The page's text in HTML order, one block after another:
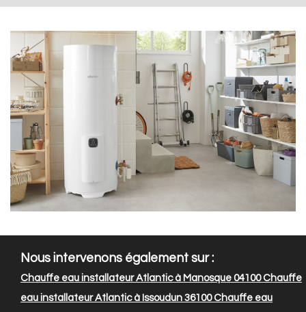
Nous intervenons également sur :
Chauffe eau installateur Atlantic à Manosque 04100Chauffe
eau installateur Atlantic à Issoudun 36100Chauffe eau